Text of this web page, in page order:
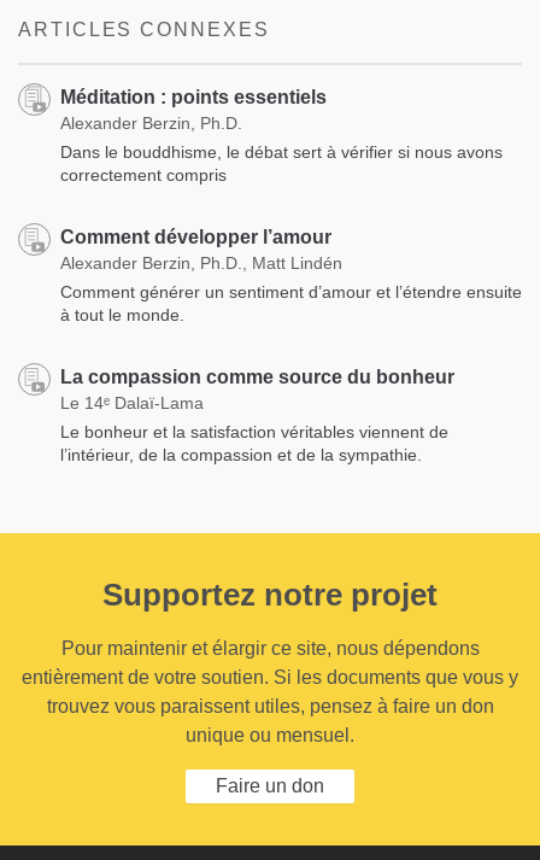
ARTICLES CONNEXES
Méditation : points essentiels
Alexander Berzin, Ph.D.
Dans le bouddhisme, le débat sert à vérifier si nous avons
correctement compris
Comment développer l’amour
Alexander Berzin, Ph.D., Matt Lindén
Comment générer un sentiment d’amour et l’étendre ensuite
à tout le monde.
La compassion comme source du bonheur
Le 14ᵉ Dalaï-Lama
Le bonheur et la satisfaction véritables viennent de
l’intérieur, de la compassion et de la sympathie.
Supportez notre projet
Pour maintenir et élargir ce site, nous dépendons
entièrement de votre soutien. Si les documents que vous y
trouvez vous paraissent utiles, pensez à faire un don
unique ou mensuel.
Faire un don